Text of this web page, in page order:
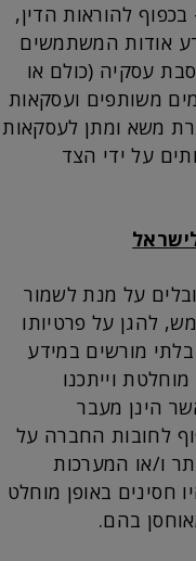
בכפוף להוראות הדין,
אודות המשתמשים
עסקיה (כולם או
משותפים ועסקאות
משא ומתן לעסקאות
על ידי הצד
על מנת לשמור
להגן על פרטיותו
מורשים במידע
וייתכנו
הינן מעבר
לחובות החברה על
ו/או המערכות
חסינים באופן מוחלט
בהם.